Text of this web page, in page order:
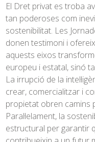
El Dret privat es troba
tan poderoses com
sostenibilitat. Les
donen testimoni i
aquests eixos
europeu i estatal, sinó
La irrupció de la
crear, comercialitzar i
propietat obren camins
Paral·lelament, la
estructural per garantir